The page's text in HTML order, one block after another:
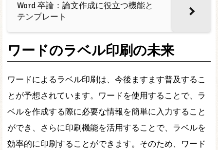
Word 卒論：論文作成に役立つ機能と
テンプレート
ワードのラベル印刷の未来
ワードによるラベル印刷は、今後ますます普及するこ
とが予想されています。ワードを使用することで、ラ
ベルを作成する際に必要な情報を簡単に入力すること
ができ、さらに印刷機能を活用することで、ラベルを
効率的に印刷することができます。そのため、ワード